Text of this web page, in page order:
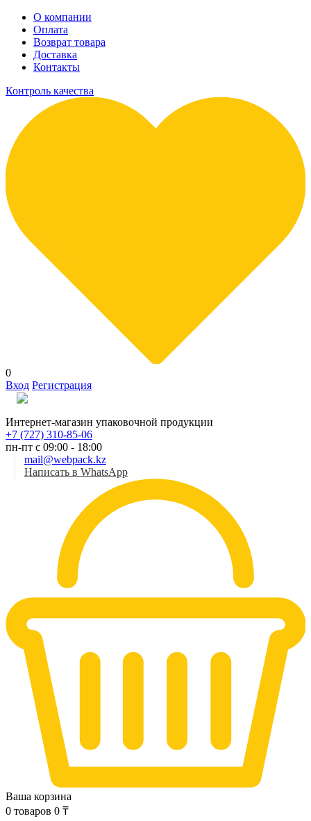
О компании
Оплата
Возврат товара
Доставка
Контакты
Контроль качества
0
Вход Регистрация
Интернет-магазин упаковочной продукции
+7 (727) 310-85-06
пн-пт с 09:00 - 18:00
mail@webpack.kz
Написать в WhatsApp
Ваша корзина
0 товаров 0 ₸